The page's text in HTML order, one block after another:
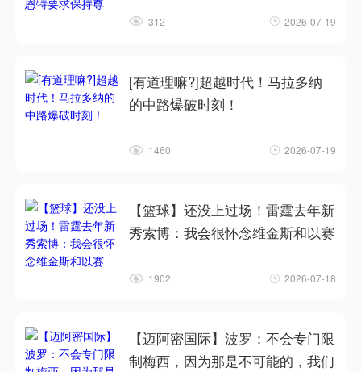
312 2026-07-19
[有道理嘛?]超越时代！马拉多纳
的中路爆破时刻！
1460 2026-07-19
【篮球】还没上过场！雷霆去年新
秀索博：我会很怀念维金斯和以赛
1902 2026-07-18
【迈阿密国际】波罗：不会专门限
制梅西，因为那是不可能的，我们